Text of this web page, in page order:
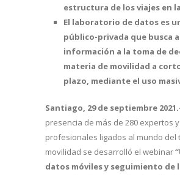
estructura de los viajes en
El laboratorio de datos es
público-privada que busca
información a la toma de
materia de movilidad a
plazo, mediante el uso
Santiago, 29 de septiembre
presencia de más de 280 expertos y
profesionales ligados al mundo del
movilidad se desarrolló el webinar
datos móviles y seguimiento de